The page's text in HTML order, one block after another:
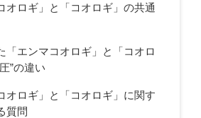
オロギ」と「コオロギ」の共通
「エンマコオロギ」と「コオロ
”の違い
オロギ」と「コオロギ」に関す
質問